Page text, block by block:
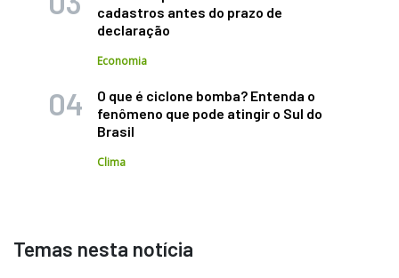
cadastros antes do prazo de
declaração
Economia
O que é ciclone bomba? Entenda o
fenômeno que pode atingir o Sul do
Brasil
Clima
Temas nesta notícia